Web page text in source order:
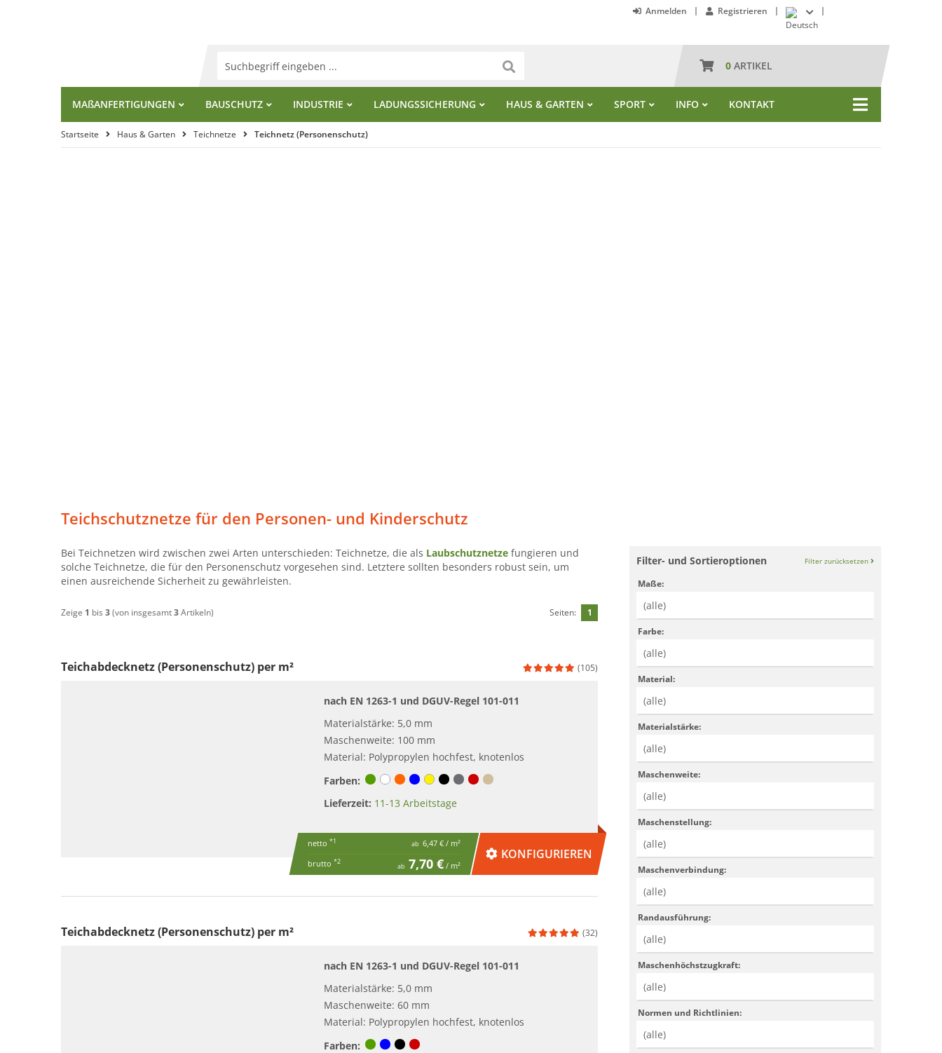
Anmelden Registrieren
0 ARTIKEL
MAßANFERTIGUNGEN BAUSCHUTZ INDUSTRIE LADUNGSSICHERUNG HAUS & GARTEN SPORT INFO KONTAKT
Startseite Haus & Garten Teichnetze Teichnetz (Personenschutz)
Teichschutznetze für den Personen- und Kinderschutz
Bei Teichnetzen wird zwischen zwei Arten unterschieden: Teichnetze, die als Laubschutznetze fungieren und
solche Teichnetze, die für den Personenschutz vorgesehen sind. Letztere sollten besonders robust sein, um
einen ausreichende Sicherheit zu gewährleisten.
Filter- und Sortieroptionen Filter zurücksetzen
Maße:
Farbe:
Material:
Materialstärke:
Maschenweite:
Maschenstellung:
Maschenverbindung:
Randausführung:
Maschenhöchstzugkraft:
Normen und Richtlinien:
Zeige 1 bis 3(von insgesamt3Artikeln) Seiten: 1
Teichabdecknetz (Personenschutz) per m² (105)
nach EN 1263-1 und DGUV-Regel 101-011
Materialstärke: 5,0 mm
Maschenweite: 100 mm
Material: Polypropylen hochfest, knotenlos
Farben:
Lieferzeit: 11-13 Arbeitstage
netto*1 ab 6,47 € / m²
brutto*2
ab 7,70 € / m²
KONFIGURIEREN
Teichabdecknetz (Personenschutz) per m² (32)
nach EN 1263-1 und DGUV-Regel 101-011
Materialstärke: 5,0 mm
Maschenweite: 60 mm
Material: Polypropylen hochfest, knotenlos
Farben: